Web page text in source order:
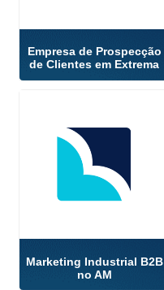
Empresa de Prospecção
de Clientes em Extrema
Marketing Industrial B2B
no AM